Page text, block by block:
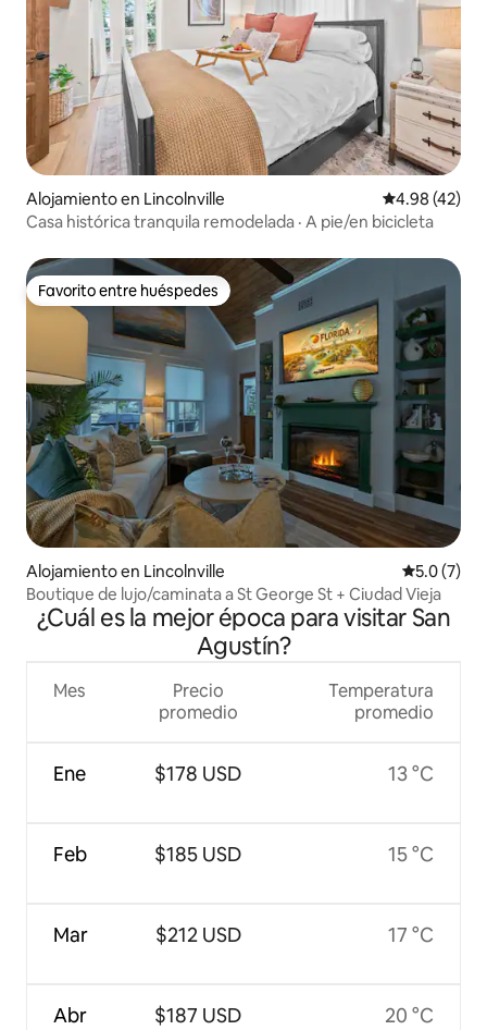
Alojamiento en Lincolnville Calificación
4.98 (42)
Casa histórica tranquila remodelada · A pie/en bicicleta
Favorito entre huéspedes
Favorito entre huéspedes
Alojamiento en Lincolnville
5.0 (7)
Boutique de lujo/caminata a St George St + Ciudad Vieja
¿Cuál es la mejor época para visitar San
Agustín?
Mes
Ene
Feb
Mar
Abr
Precio
promedio
$178 USD
$185 USD
$212 USD
$187 USD
Temperatura
promedio
13 °C
15 °C
17 °C
20 °C